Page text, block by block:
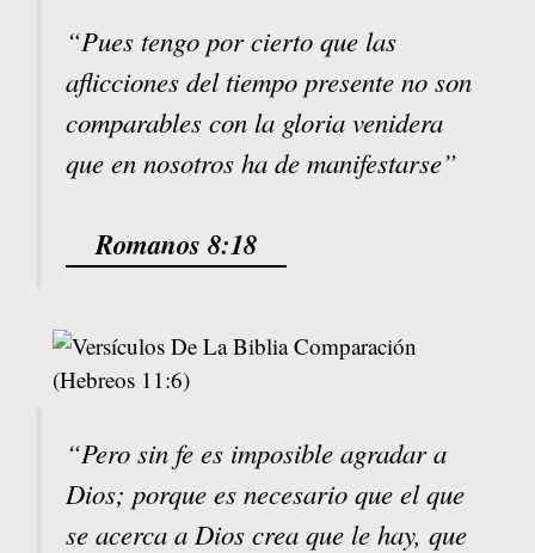
“Pues tengo por cierto que las
aflicciones del tiempo presente no son
comparables con la gloria venidera
que en nosotros ha de manifestarse”
Romanos 8:18
“Pero sin fe es imposible agradar a
Dios; porque es necesario que el que
se acerca a Dios crea que le hay, que